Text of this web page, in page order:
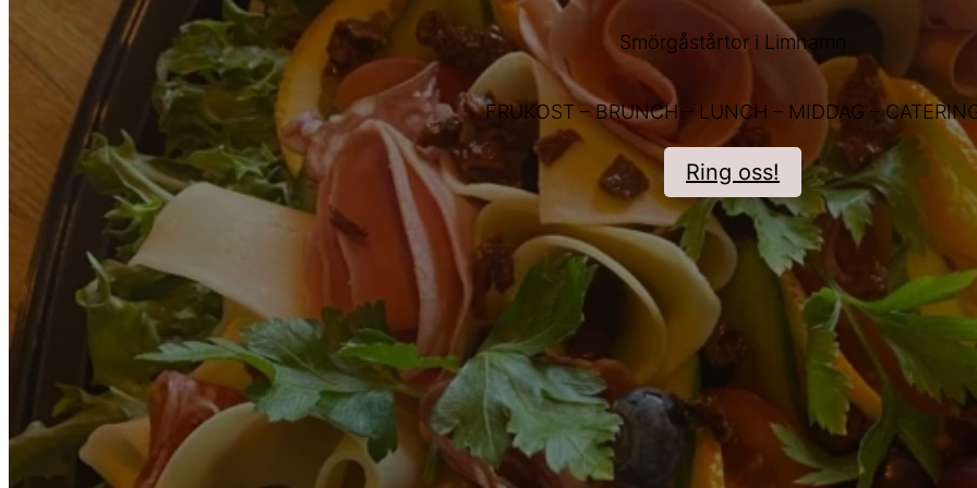
Smörgåstårtor i Limhamn
FRUKOST – BRUNCH – LUNCH – MIDDAG –
Ring oss!